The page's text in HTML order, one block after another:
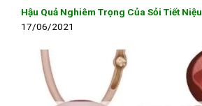
Hậu Quả Nghiêm Trọng Của Sỏi Tiết Niệu
17/06/2021